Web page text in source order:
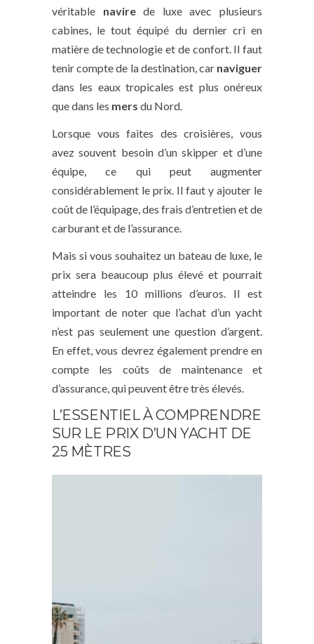
véritable navirede luxe avec plusieurs
cabines, le tout équipé du dernier cri en
matière de technologie et de confort. Il faut
tenir compte de la destination, car naviguer
dans les eaux tropicales est plus onéreux
que dans les mers du Nord.
Lorsque vous faites des croisières, vous
avez souvent besoin d’un skipper et d’une
équipe, ce qui peut augmenter
considérablement le prix. Il faut y ajouter le
coût de l’équipage, des frais d’entretien et de
carburant et de l’assurance.
Mais si vous souhaitez un bateau de luxe, le
prix sera beaucoup plus élevé et pourrait
atteindre les 10 millions d’euros. Il est
important de noter que l’achat d’un yacht
n’est pas seulement une question d’argent.
En effet, vous devrez également prendre en
compte les coûts de maintenance et
d’assurance, qui peuvent être très élevés.
L’ESSENTIEL À COMPRENDRE
SUR LE PRIX D’UN YACHT DE
25 MÈTRES